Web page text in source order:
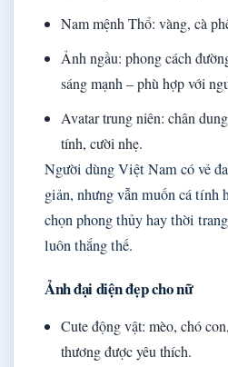
Nam mệnh Thổ: vàng, cà
Ảnh ngầu: phong cách
sáng mạnh – phù hợp với
Avatar trung niên: chân
tính, cười nhẹ.
Người dùng Việt Nam có vẻ
giản, nhưng vẫn muốn cá tính
chọn phong thủy hay thời
luôn thắng thế.
Ảnh đại diện đẹp cho nữ
Cute động vật: mèo, chó
thương được yêu thích.